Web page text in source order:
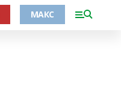
МАКС